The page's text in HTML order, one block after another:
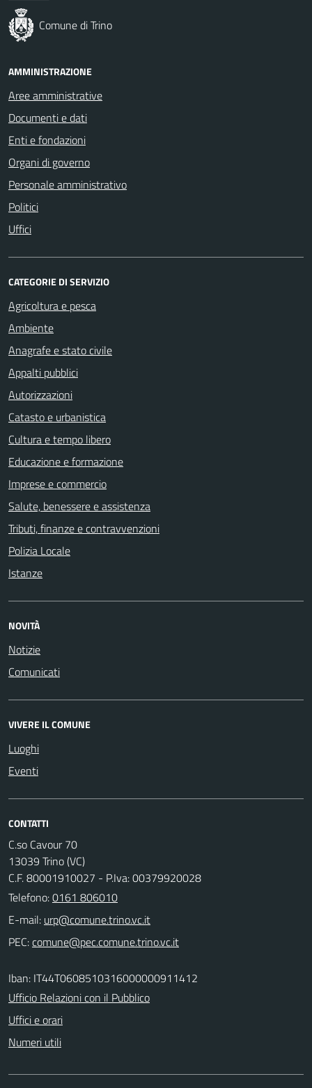
Comune di Trino
AMMINISTRAZIONE
Aree amministrative
Documenti e dati
Enti e fondazioni
Organi di governo
Personale amministrativo
Politici
Uffici
CATEGORIE DI SERVIZIO
Agricoltura e pesca
Ambiente
Anagrafe e stato civile
Appalti pubblici
Autorizzazioni
Catasto e urbanistica
Cultura e tempo libero
Educazione e formazione
Imprese e commercio
Salute, benessere e assistenza
Tributi, finanze e contravvenzioni
Polizia Locale
Istanze
NOVITÀ
Notizie
Comunicati
VIVERE IL COMUNE
Luoghi
Eventi
CONTATTI
C.so Cavour 70
13039 Trino (VC)
C.F. 80001910027 - P.Iva: 00379920028
Telefono:0161 806010
E-mail:
PEC:
Iban: IT44T0608510316000000911412
Ufficio Relazioni con il Pubblico
Uffici e orari
Numeri utili